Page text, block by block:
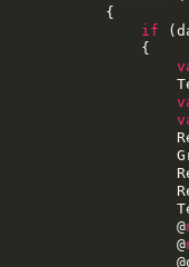
{
if
{
@
@